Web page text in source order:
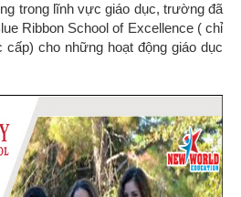
trong lĩnh vực giáo dục, trường đã
Ribbon School of Excellence ( chỉ
cho những hoạt động giáo dục